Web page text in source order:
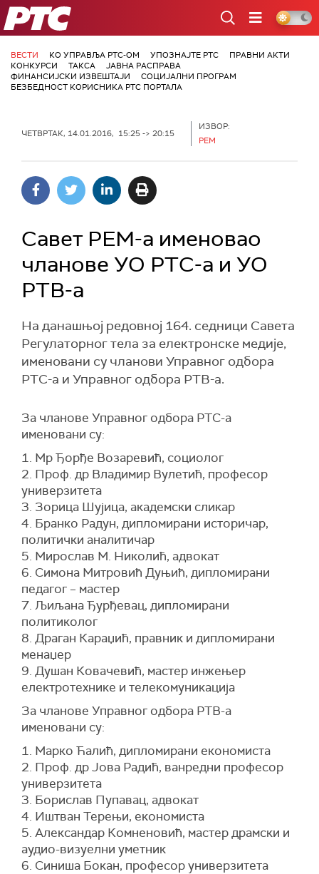
РТС
ВЕСТИ КО УПРАВЉА РТС-ОМ УПОЗНАЈТЕ РТС
ПРАВНИ АКТИ
КОНКУРСИ
ТАКСА
ЈАВНА РАСПРАВА
ФИНАНСИЈСКИ ИЗВЕШТАЈИ
СОЦИЈАЛНИ ПРОГРАМ
БЕЗБЕДНОСТ КОРИСНИКА РТС ПОРТАЛА
ЧЕТВРТАК, 14.01.2016, 15:25 -> 20:15
ИЗВОР:
РЕМ
Савет РЕМ-а именовао
чланове УО РТС-а и УО
РТВ-а
На данашњој редовној 164. седници Савета
Регулаторног тела за електронске медије,
именовани су чланови Управног одбора
РТС-а и Управног одбора РТВ-а.
За чланове Управног одбора РТС-а
именовани су:
1. Мр Ђорђе Возаревић, социолог
2. Проф. др Владимир Вулетић, професор
универзитета
3. Зорица Шујица, академски сликар
4. Бранко Радун, дипломирани историчар,
политички аналитичар
5. Мирослав М. Николић, адвокат
6. Симона Митровић Дуњић, дипломирани
педагог – мастер
7. Љиљана Ђурђевац, дипломирани
политиколог
8. Драган Караџић, правник и дипломирани
менаџер
9. Душан Ковачевић, мастер инжењер
електротехнике и телекомуникација
За чланове Управног одбора РТВ-а
именовани су:
1. Марко Ћалић, дипломирани економиста
2. Проф. др Јова Радић, ванредни професор
универзитета
3. Борислав Пупавац, адвокат
4. Иштван Терењи, економиста
5. Александар Комненовић, мастер драмски и
аудио-визуелни уметник
6. Синиша Бокан, професор универзитета